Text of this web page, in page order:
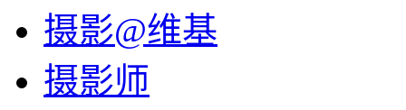
摄影@维基
摄影师